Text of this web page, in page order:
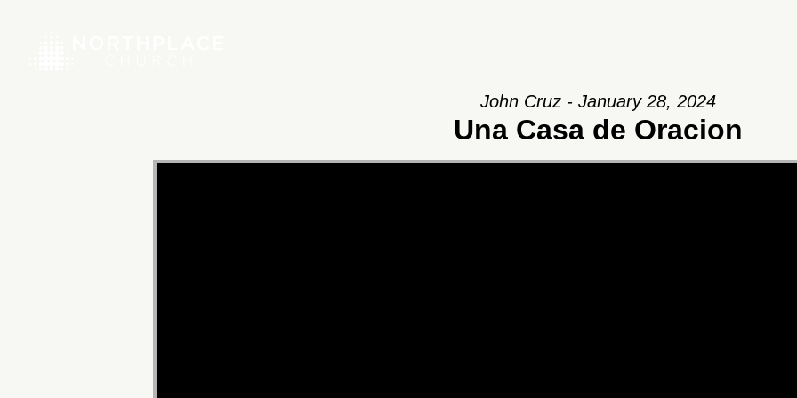
John Cruz - January 28, 2024
Una Casa de Oracion